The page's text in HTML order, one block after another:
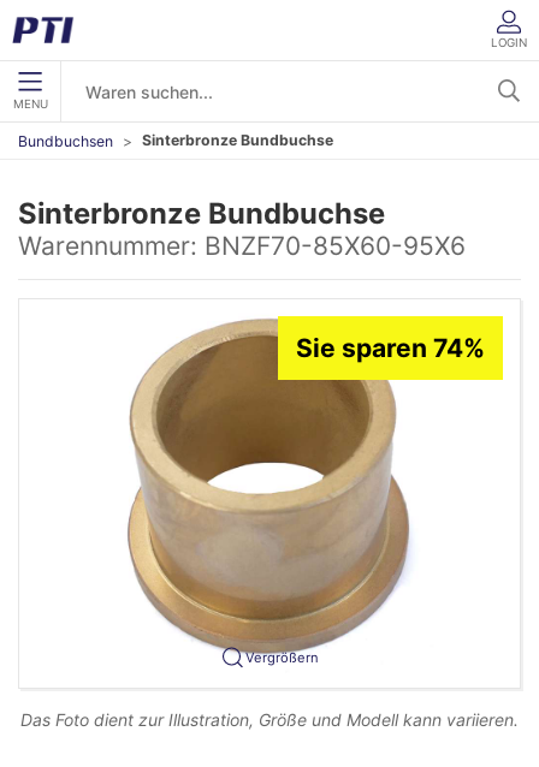
LOGIN
MENU
Bundbuchsen Sinterbronze Bundbuchse
Sinterbronze Bundbuchse
Warennummer: BNZF70-85X60-95X6
Vergrößern
Sie sparen 74%
Das Foto dient zur Illustration, Größe und Modell kann variieren.